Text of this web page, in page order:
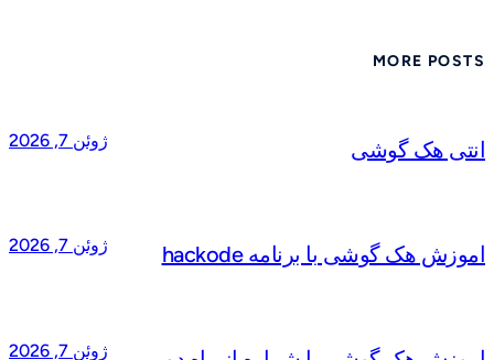
MORE POSTS
انتی هک گوشی ژوئن 7, 2026
اموزش هک گوشی با برنامه hackode ژوئن 7, 2026
ژوئن 7, 2026